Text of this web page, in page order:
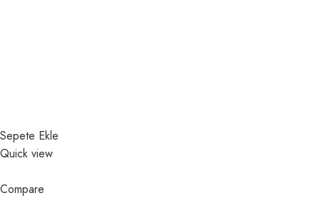
Sepete Ekle
Quick view
Compare